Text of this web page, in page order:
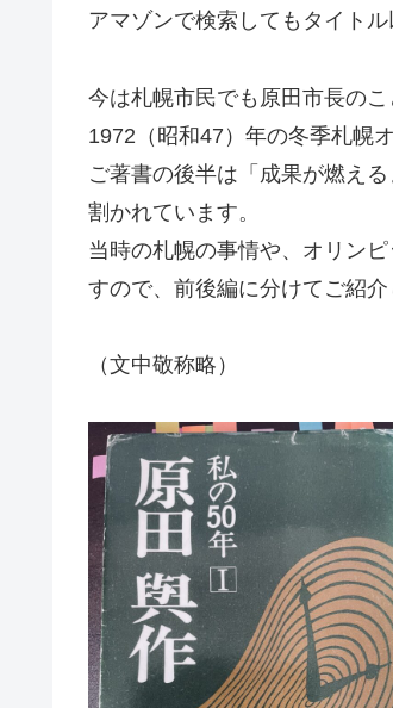
アマゾンで検索してもタイト
今は札幌市民でも原田市長の
1972（昭和47）年の冬季札幌
ご著書の後半は「成果が燃え
割かれています。
当時の札幌の事情や、オリン
すので、前後編に分けてご紹介
（文中敬称略）